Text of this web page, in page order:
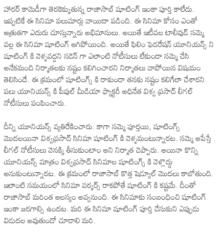
‎హారర్ కామెడీగా తెరకెక్కుతున్న రాజాసాబ్ షూటింగ్ ఇంకా పూర్తి కాలేదు.
ఇప్పటికే ఈ సినిమా పలుమార్లు వాయిదా పడింది. ఈ సినిమా కోసం ఎంతో
ఆత్రుతగా ఎదురు చూస్తున్నారు అభిమానులు. అయితే ఇటీవల టాలీవుడ్ సమ్మె
వల్ల ఈ సినిమా షూటింగ్ ఆగిపోయింది. అయితే ఫిలిం ఫెడరేషన్ యూనియన్స్ ని
షూటింగ్ కి వెళ్ళవద్దని సడెన్ గా ఎలాంటి నోటీసులు లేకుండా సమ్మె చేసి
అనేకమంది నిర్మాతలకు నష్టం కలిగించారని నిర్మాతలు వాపోయిన విషయం
తెలిసిందే. ఈ క్రమంలో షూటింగ్స్ కి రాకుండా తనకు నష్టం కలిగేలా చేశారని
పలు యూనియన్స్ కి పీపుల్ మీడియా ఫ్యాక్టరీ అధినేత విశ్వ ప్రసాద్ లీగల్
నోటీసులు పంపించారు.
‎దీన్ని యూనియన్స్ వ్యతిరేకించారు. కాగా సమ్మె పూర్తయి, షూటింగ్స్
మొదలయినా విశ్వప్రసాద్ సినిమా షూటింగ్ కి వెళ్ళమంటున్నారట. సమ్మె ఆపేస్తే
లీగల్ నోటీసులు వెనక్కి తీసుకుంటాం అని నిర్మాత చెప్పారు. అయినా కొన్ని
యూనియన్స్ మాత్రం విశ్వప్రసాద్ సినిమాల షూటింగ్స్ కి వెళ్లొద్దు
అనుకుంటున్నారట. ఈ క్రమంలో రాజాసాబ్ కొత్త షెడ్యూల్ మొదలు కాబోతుంది.
ఇలాంటి సమయంలో సినిమా వర్కర్స్ రాకపోతే షూటింగ్ కి కష్టమే. దీంతో
రాజాసాబ్ మరింత ఆలస్యం అవ్వనుంది. ఈ సినిమాకు సంబంధించి షూటింగ్
ఇంకా జరగాల్సి ఉందట. మరి ఈ సినిమా షూటింగ్ పూర్తి చేసుకుని ఎప్పుడు
విడుదల అవుతుందో చూడాలి మరి.